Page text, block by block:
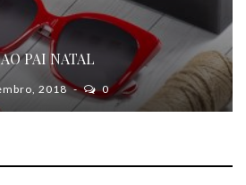
PAI NATAL
2018 0